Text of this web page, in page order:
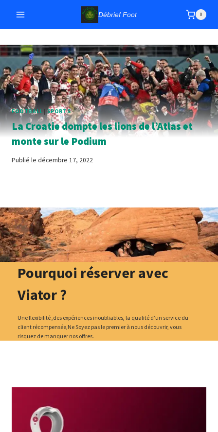
contenu
Débrief Foot 0
FOOTBALL |SPORTS
La Croatie dompte les lions de l’Atlas et
monte sur le Podium
Publié le décembre 17, 2022
Pourquoi réserver avec
Viator ?
Une flexibilité ,des expériences inoubliables, la qualité d’un service du
client récompensée,Ne Soyez pas le premier à nous découvrir, vous
risquez de manquer nos offres.